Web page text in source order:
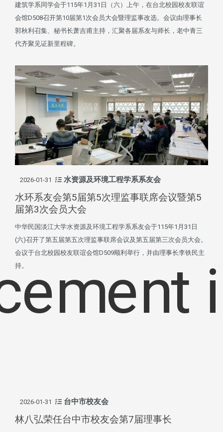
建筑学系同学会于115年1月31日（六）上午，在台北校园校友联谊
会馆D508召开第10届第1次会员大会暨理监事改选。会议由理事长
郭秋利召集、秘书长萧吉甫主持，汇聚各届系友与师长，老中青三
代齐聚见证新里程碑。
2026-01-31 水资源及环境工程学系系友会
水环系友会第5届第5次理监事联席会议暨第5
届第3次会员大会
中华民国淡江大学水资源及环境工程学系系友会于115年1月31日
(六)召开了第五届第五次理监事联席会议及第五届第三次会员大会。
会议于台北校园校友联谊会馆D509顺利举行，并由理事长李铁民主
持。
2026-01-31 台中市校友会
林八弘荣任台中市校友会第7届理事长